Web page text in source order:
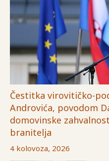
Čestitka virovitičko-
Androvića, povodom
domovinske
branitelja
4 kolovoza, 2026